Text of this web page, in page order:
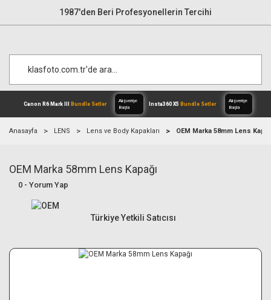
1987'den Beri Profesyonellerin Tercihi
Canon R6 Mark IIIBundle Setler
Anasayfa LENS Lens ve Body Kapakları OEM Marka 58mm Lens
OEM Marka 58mm Lens Kapağı
0 - Yorum Yap
Türkiye Yetkili Satıcısı